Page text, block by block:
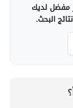
مفضل لديك
البحث.